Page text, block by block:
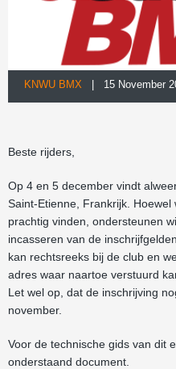
KNWU BMX | 15 November
Beste rijders,
Op 4 en 5 december vindt
Saint-Etienne, Frankrijk.
prachtig vinden, ondersteunen
incasseren van de
kan rechtsreeks bij de club en
adres waar naartoe verstuurd
Let wel op, dat de inschrijving
november.
Voor de technische gids van dit
onderstaand document.